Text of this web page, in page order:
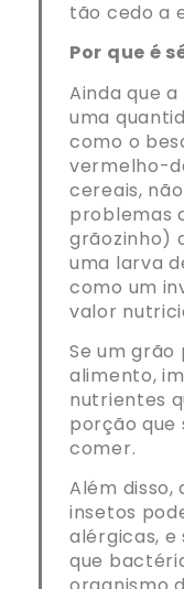
tão cedo a
Por que é
Ainda que
uma
como o
vermelho-
cereais,
problemas
grãozinho)
uma larva
como um
valor
Se um
alimento,
nutrientes
porção que
comer.
Além disso,
insetos
alérgicas,
que